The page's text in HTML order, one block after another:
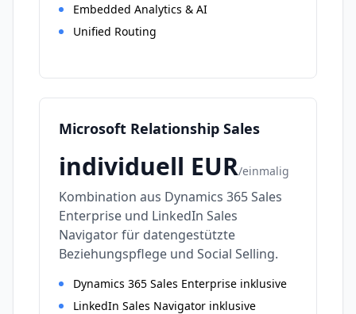
Embedded Analytics & AI
Unified Routing
Microsoft Relationship Sales
individuell EUR/einmalig
Kombination aus Dynamics 365 Sales
Enterprise und LinkedIn Sales
Navigator für datengestützte
Beziehungspflege und Social Selling.
Dynamics 365 Sales Enterprise inklusive
LinkedIn Sales Navigator inklusive